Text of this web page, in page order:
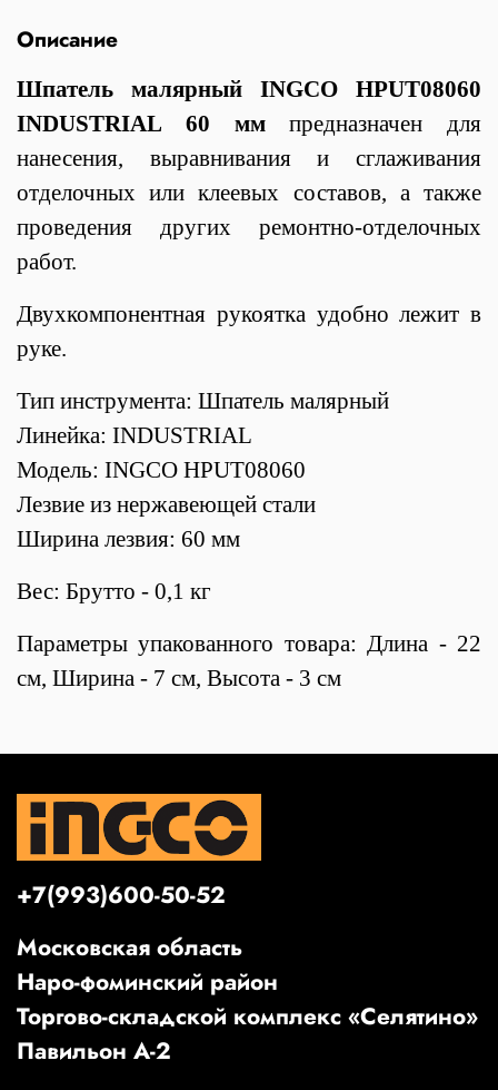
Описание
Шпатель малярный INGCO HPUT08060
INDUSTRIAL 60 ммпредназначен для
нанесения, выравнивания и сглаживания
отделочных или клеевых составов, а также
проведения других ремонтно-отделочных
работ.
Двухкомпонентная рукоятка удобно лежит в
руке.
Тип инструмента: Шпатель малярный
Линейка: INDUSTRIAL
Модель: INGCO HPUT08060
Лезвие из нержавеющей стали
Ширина лезвия: 60 мм
Вес: Брутто - 0,1 кг
Параметры упакованного товара: Длина - 22
см, Ширина - 7 см, Высота - 3 см
+7(993)600-50-52
Московская область
Наро-фоминский район
Торгово-складской комплекс «Селятино»
Павильон А-2